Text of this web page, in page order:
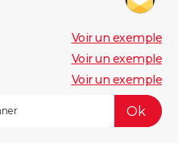
Voir un exemple
Voir un exemple
Voir un exemple